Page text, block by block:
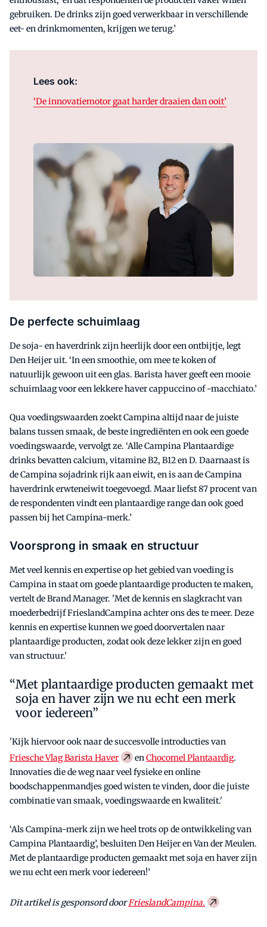
gebruiken. De drinks zijn goed verwerkbaar in verschillende
eet- en drinkmomenten, krijgen we terug.’
Lees ook:
‘De innovatiemotor gaat harder draaien dan ooit’
De perfecte schuimlaag
De soja- en haverdrink zijn heerlijk door een ontbijtje, legt
Den Heijer uit. ‘In een smoothie, om mee te koken of
natuurlijk gewoon uit een glas. Barista haver geeft een mooie
schuimlaag voor een lekkere haver cappuccino of -macchiato.’
Qua voedingswaarden zoekt Campina altijd naar de juiste
balans tussen smaak, de beste ingrediënten en ook een goede
voedingswaarde, vervolgt ze. ‘Alle Campina Plantaardige
drinks bevatten calcium, vitamine B2, B12 en D. Daarnaast is
de Campina sojadrink rijk aan eiwit, en is aan de Campina
haverdrink erwteneiwit toegevoegd. Maar liefst 87 procent van
de respondenten vindt een plantaardige range dan ook goed
passen bij het Campina-merk.’
Voorsprong in smaak en structuur
Met veel kennis en expertise op het gebied van voeding is
Campina in staat om goede plantaardige producten te maken,
vertelt de Brand Manager. 'Met de kennis en slagkracht van
moederbedrijf FrieslandCampina achter ons des te meer. Deze
kennis en expertise kunnen we goed doorvertalen naar
plantaardige producten, zodat ook deze lekker zijn en goed
van structuur.'
Met plantaardige producten gemaakt met
soja en haver zijn we nu echt een merk
voor iedereen”
'Kijk hiervoor ook naar de succesvolle introducties van
Friesche Vlag Barista Haver
enChocomel Plantaardig.
Innovaties die de weg naar veel fysieke en online
boodschappenmandjes goed wisten te vinden, door die juiste
combinatie van smaak, voedingswaarde en kwaliteit.'
‘Als Campina-merk zijn we heel trots op de ontwikkeling van
Campina Plantaardig’, besluiten Den Heijer en Van der Meulen.
Met de plantaardige producten gemaakt met soja en haver zijn
we nu echt een merk voor iedereen!’
Dit artikel is gesponsord doorFrieslandCampina.